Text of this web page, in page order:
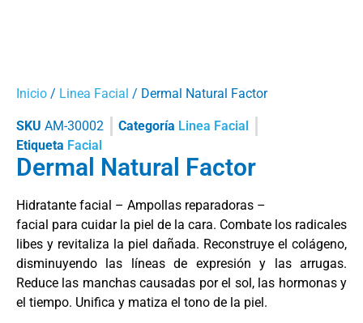
Inicio / Linea Facial / Dermal Natural Factor
SKU AM-30002 Categoría Linea Facial
Etiqueta Facial
Dermal Natural Factor
Hidratante facial – Ampollas reparadoras –
facial para cuidar la piel de la cara. Combate los radicales
libes y revitaliza la piel dañada. Reconstruye el colágeno,
disminuyendo las líneas de expresión y las arrugas.
Reduce las manchas causadas por el sol, las hormonas y
el tiempo. Unifica y matiza el tono de la piel.